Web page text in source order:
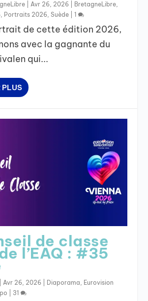
|Avr 26, 2026 BretagneLibre,
, Portraits 2026,Suède |1
de cette édition 2026,
avec la gagnante du
qui...
PLUS
de classe
l’EAQ : #35
Avr 26, 2026 Diaporama
Eurovision
31